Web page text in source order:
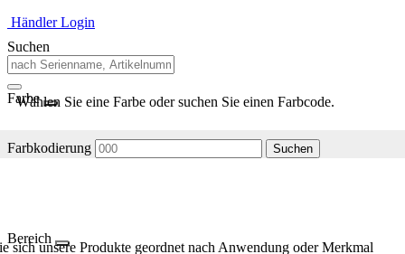
Händler Login
Suchen
Farbe
Wählen Sie eine Farbe oder suchen Sie einen Farbcode.
Farbkodierung Suchen
Bereich
sich unsere Produkte geordnet nach Anwendung oder Merkmal